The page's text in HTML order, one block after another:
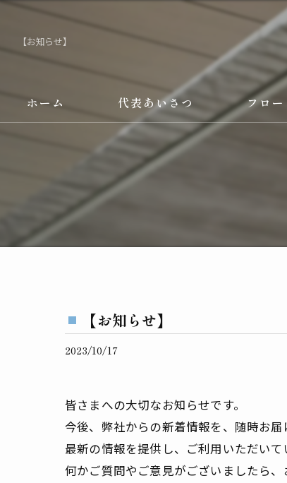
【お知らせ】
ホーム 代表あいさつ フロー
【お知らせ】
2023/10/17
皆さまへの大切なお知らせです。
今後、弊社からの新着情報を、随時お届
最新の情報を提供し、ご利用いただい
何かご質問やご意見がございましたら